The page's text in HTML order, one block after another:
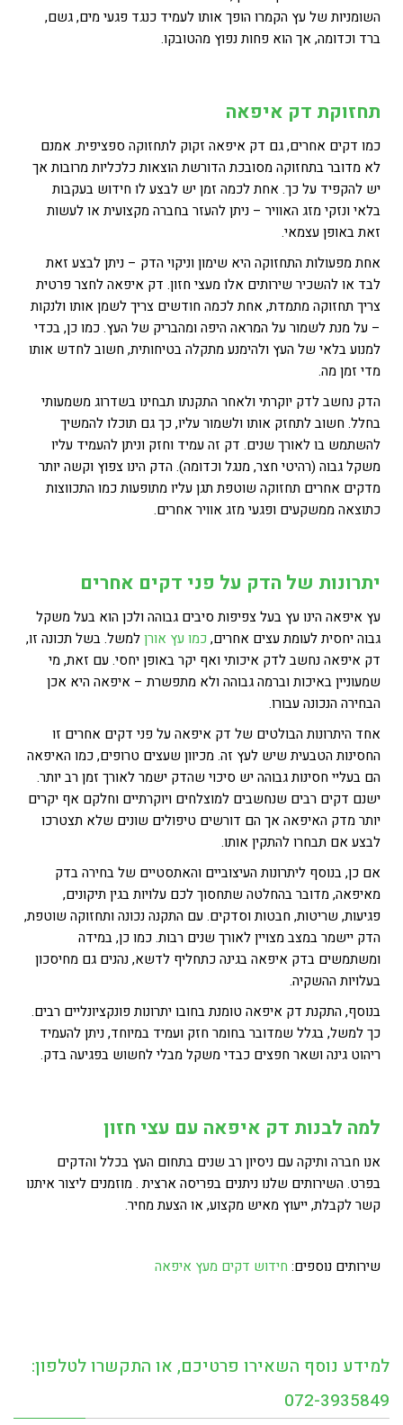
השומניות של עץ הקמרו הופך אותו לעמיד כנגד פגעי מים, גשם,
ברד וכדומה, אך הוא פחות נפוץ מהטובקו.
תחזוקת דק איפאה
כמו דקים אחרים, גם דק איפאה זקוק לתחזוקה ספציפית. אמנם
לא מדובר בתחזוקה מסובכת הדורשת הוצאות כלכליות מרובות אך
יש להקפיד על כך. אחת לכמה זמן יש לבצע לו חידוש בעקבות
בלאי ונזקי מזג האוויר – ניתן להעזר בחברה מקצועית או לעשות
זאת באופן עצמאי.
אחת מפעולות התחזוקה היא שימון וניקוי הדק – ניתן לבצע זאת
לבד או להשכיר שירותים אלו מעצי חזון. דק איפאה לחצר פרטית
צריך תחזוקה מתמדת, אחת לכמה חודשים צריך לשמן אותו ולנקות
– על מנת לשמור על המראה היפה ומהבריק של העץ. כמו כן, בכדי
למנוע בלאי של העץ ולהימנע מתקלה בטיחותית, חשוב לחדש אותו
מדי זמן מה.
הדק נחשב לדק יוקרתי ולאחר התקנתו תבחינו בשדרוג משמעותי
בחלל. חשוב לתחזק אותו ולשמור עליו, כך גם תוכלו להמשיך
להשתמש בו לאורך שנים. דק זה עמיד וחזק וניתן להעמיד עליו
משקל גבוה (רהיטי חצר, מנגל וכדומה). הדק הינו צפוץ וקשה יותר
מדקים אחרים תחזוקה שוטפת תגן עליו מתופעות כמו התכווצות
כתוצאה ממשקעים ופגעי מזג אוויר אחרים.
יתרונות של הדק על פני דקים אחרים
עץ איפאה הינו עץ בעל צפיפות סיבים גבוהה ולכן הוא בעל משקל
גבוה יחסית לעומת עצים אחרים, כמו עץ אורןלמשל. בשל תכונה זו,
דק איפאה נחשב לדק איכותי ואף יקר באופן יחסי. עם זאת, מי
שמעוניין באיכות וברמה גבוהה ולא מתפשרת – איפאה היא אכן
הבחירה הנכונה עבורו.
אחד היתרונות הבולטים של דק איפאה על פני דקים אחרים זו
החסינות הטבעית שיש לעץ זה. מכיוון שעצים טרופים, כמו האיפאה
הם בעליי חסינות גבוהה יש סיכוי שהדק ישמר לאורך זמן רב יותר.
ישנם דקים רבים שנחשבים למוצלחים ויוקרתיים וחלקם אף יקרים
יותר מדק האיפאה אך הם דורשים טיפולים שונים שלא תצטרכו
לבצע אם תבחרו להתקין אותו.
אם כן, בנוסף ליתרונות העיצוביים והאתסטיים של בחירה בדק
מאיפאה, מדובר בהחלטה שתחסוך לכם עלויות בגין תיקונים,
פגיעות, שריטות, חבטות וסדקים. עם התקנה נכונה ותחזוקה שוטפת,
הדק יישמר במצב מצויין לאורך שנים רבות. כמו כן, במידה
ומשתמשים בדק איפאה בגינה כתחליף לדשא, נהנים גם מחיסכון
בעלויות ההשקיה.
בנוסף, התקנת דק איפאה טומנת בחובו יתרונות פונקציונליים רבים.
כך למשל, בגלל שמדובר בחומר חזק ועמיד במיוחד, ניתן להעמיד
ריהוט גינה ושאר חפצים כבדי משקל מבלי לחשוש בפגיעה בדק.
למה לבנות דק איפאה עם עצי חזון
אנו חברה ותיקה עם ניסיון רב שנים בתחום העץ בכלל והדקים
בפרט. השירותים שלנו ניתנים בפריסה ארצית . מוזמנים ליצור איתנו
קשר לקבלת, ייעוץ מאיש מקצוע, או הצעת מחיר.
שירותים נוספים: חידוש דקים מעץ איפאה
למידע נוסף השאירו פרטיכם, או התקשרו לטלפון:
072-3935849